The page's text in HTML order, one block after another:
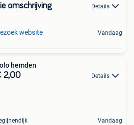
omschrijving Details
website Vandaag
hemden
2,00 Details
Vandaag